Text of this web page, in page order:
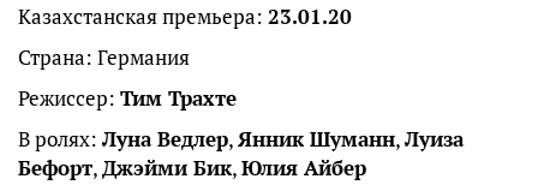
Казахстанская премьера: 23.01.20
Страна: Германия
Режиссер: Тим Трахте
В ролях: Луна Ведлер,Янник Шуманн,Луиза
Бефорт,Джэйми Бик,Юлия Айбер